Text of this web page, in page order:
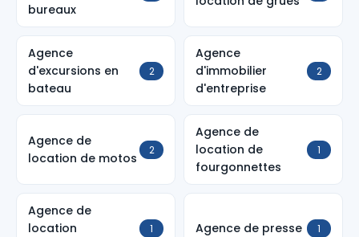
bureaux
Agence
d'excursions en
bateau
2
Agence
d'immobilier
d'entreprise
2
Agence de
location de motos
2
Agence de
location de
fourgonnettes
1
Agence de
location
1 Agence de presse 1